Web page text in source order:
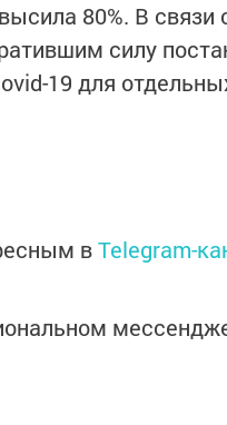
80%. В связи
силу
19 для
вTelegram-